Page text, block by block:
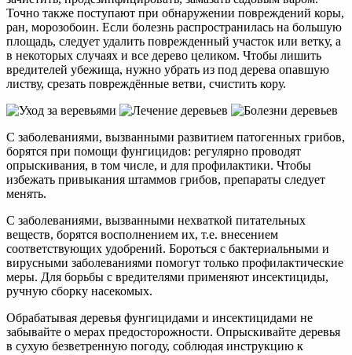
Точно также поступают при обнаружении повреждений коры,
ран, морозобоин. Если болезнь распространилась на большую
площадь, следует удалить поврежденный участок или ветку, а
в некоторых случаях и все дерево целиком. Чтобы лишить
вредителей убежища, нужно убрать из под дерева опавшую
листву, срезать повреждённые ветви, счистить кору.
С заболеваниями, вызванными развитием патогенных грибов,
борятся при помощи фунгицидов: регулярно проводят
опрыскивания, в том числе, и для профилактики. Чтобы
избежать привыкания штаммов грибов, препараты следует
менять.
С заболеваниями, вызванными нехваткой питательных
веществ, борятся восполнением их, т.е. внесением
соответствующих удобрений. Бороться с бактериальными и
вирусными заболеваниями помогут только профилактические
меры. Для борьбы с вредителями применяют инсектициды,
ручную сборку насекомых.
Обрабатывая деревья фунгицидами и инсектицидами не
забывайте о мерах предосторожности. Опрыскивайте деревья
в сухую безветренную погоду, соблюдая инструкцию к